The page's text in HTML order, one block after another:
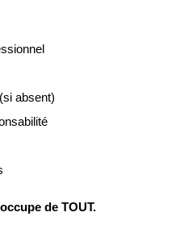
absent)
de TOUT.